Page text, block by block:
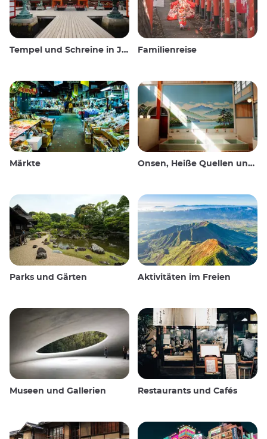
Tempel und Schreine in Japan Familienreise
Märkte Onsen, Heiße Quellen und öffentliche Bäder
Parks und Gärten Aktivitäten im Freien
Museen und Gallerien Restaurants und Cafés